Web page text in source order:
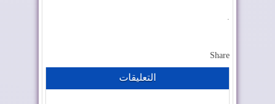
.
Share
التعليقات